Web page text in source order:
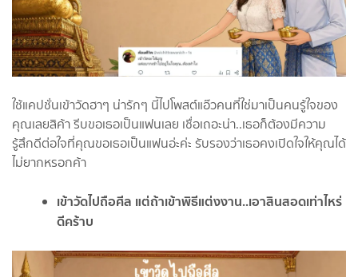
ใช้แคปชั่นเข้าวัดฮาๆ น่ารักๆ นี้ไปโพสต์แอ๊วคนที่ใช่มาเป็นคนรู้ใจของ
คุณเลยสิค้า รีบขอเธอเป็นแฟนเลย เชื่อเถอะน่า..เธอก็ต้องมีความ
รู้สึกดีต่อใจที่คุณขอเธอเป็นแฟนอ่ะค่ะ รับรองว่าเธอคงเปิดใจให้คุณได้
ไม่ยากหรอกค้า
เข้าวัดไปถือศีล แต่ถ้าเข้าพิธีแต่งงาน..เอาสินสอดเท่าไหร่
ดีคร้าบ